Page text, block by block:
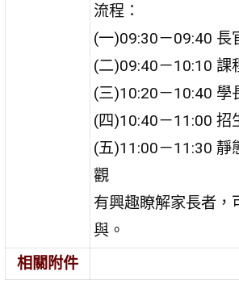
流程：
(一)09:30－09:40 長
(二)09:40－10:10 課
(三)10:20－10:40 學
(四)10:40－11:00 招
(五)11:00－11:30 靜
觀
有興趣瞭解家長者，
與。
相關附件